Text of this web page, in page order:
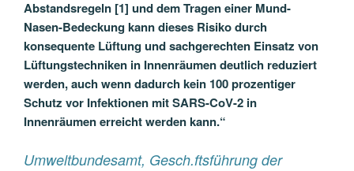
Abstandsregeln [1] und dem Tragen einer Mund-
Nasen-Bedeckung kann dieses Risiko durch
konsequente Lüftung und sachgerechten Einsatz von
Lüftungstechniken in Innenräumen deutlich reduziert
werden, auch wenn dadurch kein 100 prozentiger
Schutz vor Infektionen mit SARS-CoV-2 in
Innenräumen erreicht werden kann.“
Umweltbundesamt, Gesch.ftsführung der